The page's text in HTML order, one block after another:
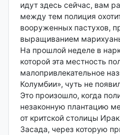
идут здесь сейчас, вам
между тем полиция
вооруженных пастухов,
выращиванием
На прошлой неделе в
которой эта местность
малопривлекательное
Колумбии», чуть не
Это произошло, когда
незаконную плантацию
от критской столицы
Засада, через которую